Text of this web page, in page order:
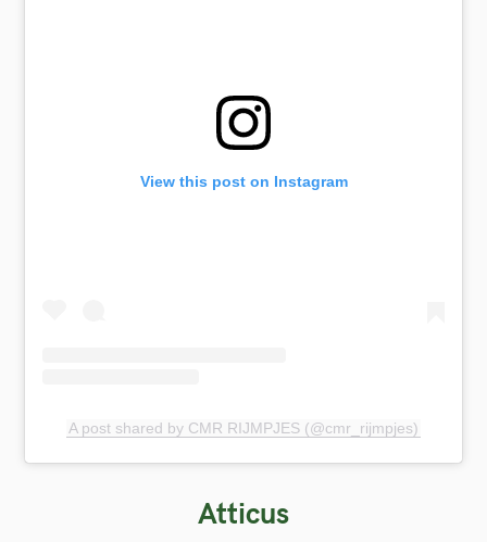
View this post on Instagram
A post shared by CMR RIJMPJES (@cmr_rijmpjes)
Atticus